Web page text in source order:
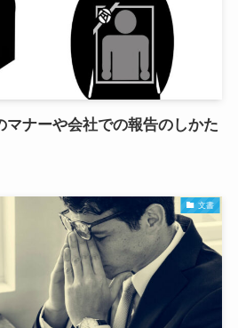
マナーや会社での報告のしかた
文書